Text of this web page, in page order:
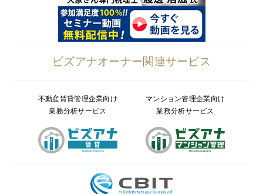
ビズアナオーナー関連サービス
不動産賃貸管理企業向け
業務分析サービス
マンション管理企業向け
業務分析サービス